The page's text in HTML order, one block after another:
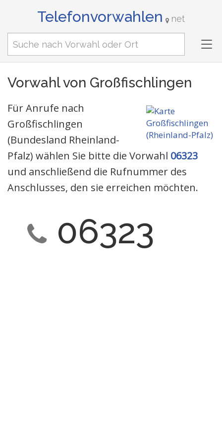
Telefonvorwahlen net
Vorwahl von Großfischlingen
Für Anrufe nach
Großfischlingen
(Bundesland Rheinland-
Pfalz) wählen Sie bitte die Vorwahl 06323
und anschließend die Rufnummer des
Anschlusses, den sie erreichen möchten.
06323